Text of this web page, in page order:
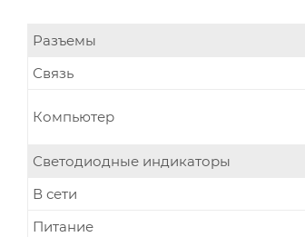
Разъемы
Связь
Компьютер
Светодиодные индикаторы
В сети
Питание